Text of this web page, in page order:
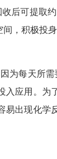
后可提取
，积极投
为每天所
应用。
出现化